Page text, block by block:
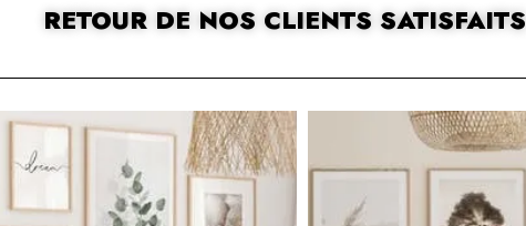
RETOUR DE NOS CLIENTS SATISFAITS